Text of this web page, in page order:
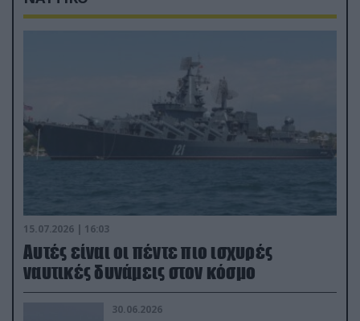
15.07.2026 | 16:03
Aυτές είναι οι πέντε πιο ισχυρές
ναυτικές δυνάμεις στον κόσμο
30.06.2026